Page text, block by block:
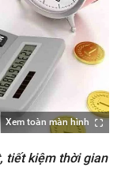
Xem toàn màn hình
tiết kiệm thời gian